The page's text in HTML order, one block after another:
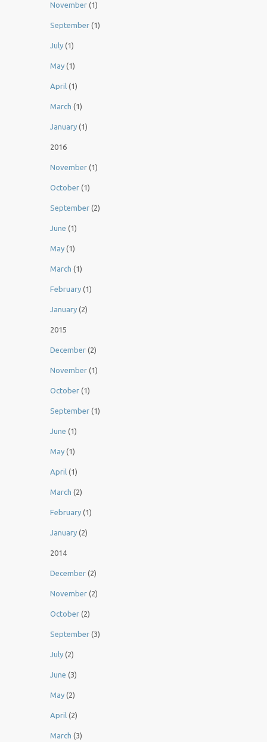
November (1)
September (1)
July (1)
May (1)
April (1)
March (1)
January (1)
2016
November (1)
October (1)
September (2)
June (1)
May (1)
March (1)
February (1)
January (2)
2015
December (2)
November (1)
October (1)
September (1)
June (1)
May (1)
April (1)
March (2)
February (1)
January (2)
2014
December (2)
November (2)
October (2)
September (3)
July (2)
June (3)
May (2)
April (2)
March (3)